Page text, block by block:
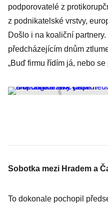
podporovatelé z
z podnikatelské vrstvy,
Došlo i na koaliční
předcházejícím dnům
„Buď firmu řídím já, nebo se
Sobotka mezi Hradem a
To dokonale pochopil